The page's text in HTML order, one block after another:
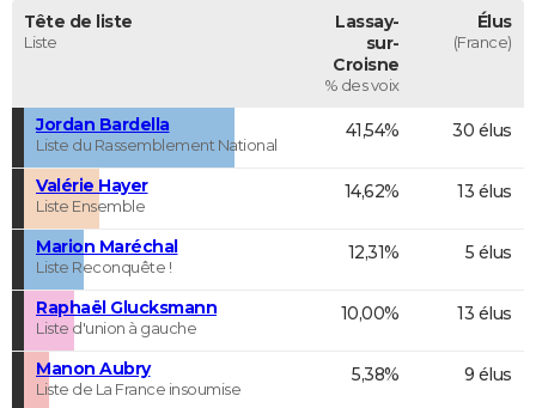
Tête de liste
Liste
Lassay-
sur-
Croisne
% des voix
Élus
(France)
Jordan Bardella
Liste du Rassemblement National
41,54% 30 élus
Valérie Hayer
Liste Ensemble
14,62% 13 élus
Marion Maréchal
Liste Reconquête !
12,31% 5 élus
Raphaël Glucksmann
Liste d'union à gauche
10,00% 13 élus
Manon Aubry
Liste de La France insoumise
5,38% 9 élus